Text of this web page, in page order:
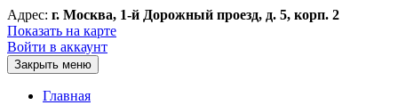
Адрес: г. Москва, 1-й Дорожный проезд, д. 5, корп. 2
Показать на карте
Войти в аккаунт
Закрыть меню
Главная